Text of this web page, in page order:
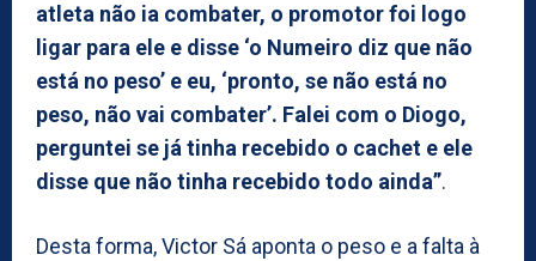
atleta não ia combater, o promotor foi logo
ligar para ele e disse ‘o Numeiro diz que não
está no peso’ e eu, ‘pronto, se não está no
peso, não vai combater’. Falei com o Diogo,
perguntei se já tinha recebido o cachet e ele
disse que não tinha recebido todo ainda”.
Desta forma, Victor Sá aponta o peso e a falta à